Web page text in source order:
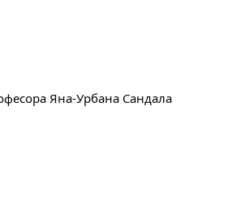
Яна-Урбана Сандала